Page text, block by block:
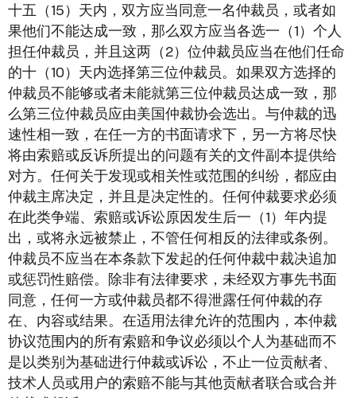
十五（15）天内，双方应当同意一名仲裁员，或者如
果他们不能达成一致，那么双方应当各选一（1）个人
担任仲裁员，并且这两（2）位仲裁员应当在他们任命
的十（10）天内选择第三位仲裁员。如果双方选择的
仲裁员不能够或者未能就第三位仲裁员达成一致，那
么第三位仲裁员应由美国仲裁协会选出。与仲裁的迅
速性相一致，在任一方的书面请求下，另一方将尽快
将由索赔或反诉所提出的问题有关的文件副本提供给
对方。任何关于发现或相关性或范围的纠纷，都应由
仲裁主席决定，并且是决定性的。任何仲裁要求必须
在此类争端、索赔或诉讼原因发生后一（1）年内提
出，或将永远被禁止，不管任何相反的法律或条例。
仲裁员不应当在本条款下发起的任何仲裁中裁决追加
或惩罚性赔偿。除非有法律要求，未经双方事先书面
同意，任何一方或仲裁员都不得泄露任何仲裁的存
在、内容或结果。在适用法律允许的范围内，本仲裁
协议范围内的所有索赔和争议必须以个人为基础而不
是以类别为基础进行仲裁或诉讼，不止一位贡献者、
技术人员或用户的索赔不能与其他贡献者联合或合并